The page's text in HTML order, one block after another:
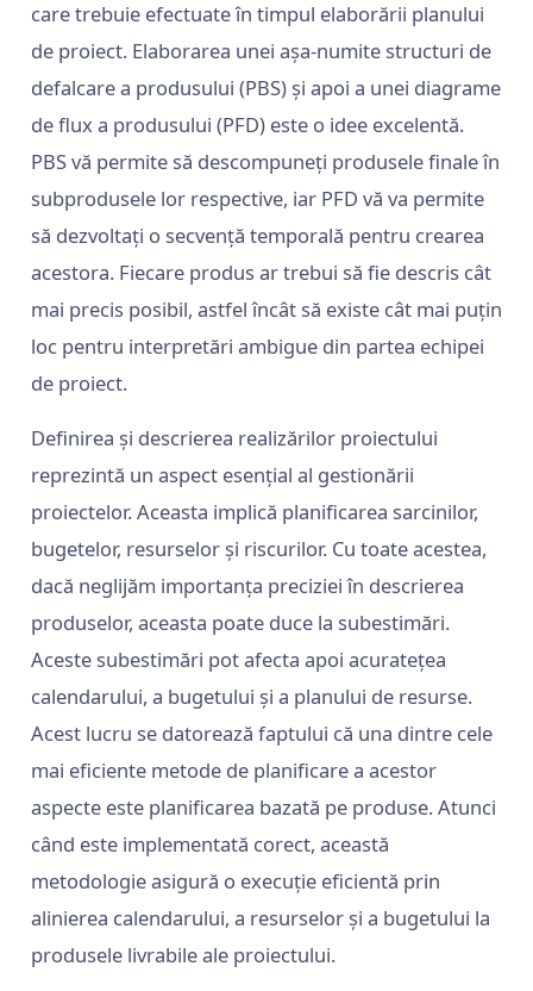
care trebuie efectuate în timpul elaborării planului
de proiect. Elaborarea unei așa-numite structuri de
defalcare a produsului (PBS) și apoi a unei diagrame
de flux a produsului (PFD) este o idee excelentă.
PBS vă permite să descompuneți produsele finale în
subprodusele lor respective, iar PFD vă va permite
să dezvoltați o secvență temporală pentru crearea
acestora. Fiecare produs ar trebui să fie descris cât
mai precis posibil, astfel încât să existe cât mai puțin
loc pentru interpretări ambigue din partea echipei
de proiect.
Definirea și descrierea realizărilor proiectului
reprezintă un aspect esențial al gestionării
proiectelor. Aceasta implică planificarea sarcinilor,
bugetelor, resurselor și riscurilor. Cu toate acestea,
dacă neglijăm importanța preciziei în descrierea
produselor, aceasta poate duce la subestimări.
Aceste subestimări pot afecta apoi acuratețea
calendarului, a bugetului și a planului de resurse.
Acest lucru se datorează faptului că una dintre cele
mai eficiente metode de planificare a acestor
aspecte este planificarea bazată pe produse. Atunci
când este implementată corect, această
metodologie asigură o execuție eficientă prin
alinierea calendarului, a resurselor și a bugetului la
produsele livrabile ale proiectului.